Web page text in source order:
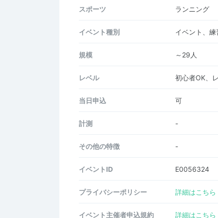
スポーツ ランニング
イベント種別 イベント、練
規模 ～29人
レベル 初心者OK、
当日申込 可
計測 -
その他の特徴 -
イベントID E0056324
プライバシーポリシー 詳細はこちら
イベント主催者申込規約 詳細はこちら